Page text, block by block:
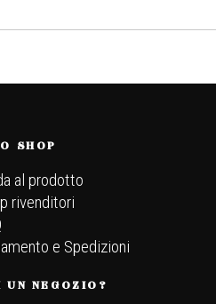
SHOP
al prodotto
rivenditori
e Spedizioni
UN NEGOZIO?